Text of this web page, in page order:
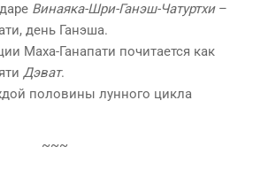
Винаяка-Шри-Ганэш-Чатуртхи–
день Ганэша.
Маха-Ганапати почитается как
Дэват.
половины лунного цикла
~~~